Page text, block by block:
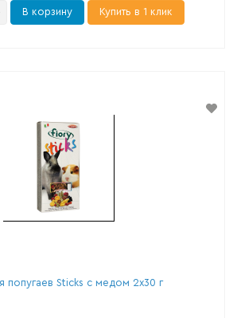
В корзину Купить в 1 клик
попугаев Sticks с медом 2х30 г